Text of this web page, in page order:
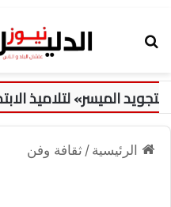
لتلاميذ الابتدائية
الرئيسية / ثقافة وفن